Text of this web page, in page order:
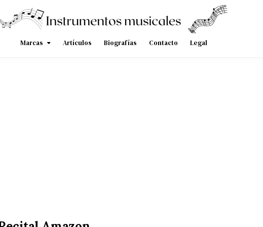
Marcas Artículos Biografías Contacto Legal